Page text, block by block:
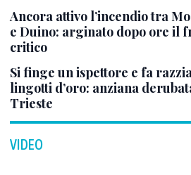
Ancora attivo l’incendio tra
e Duino: arginato dopo ore il
critico
Si finge un ispettore e fa
lingotti d’oro: anziana
Trieste
VIDEO